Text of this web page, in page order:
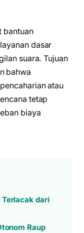
bantuan
dasar
suara. Tujuan
bahwa
atau
tetap
biaya
Terlacak dari
Raup